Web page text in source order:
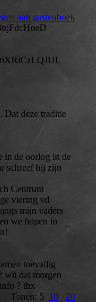
aan gastenboek
Dat deze traditie
in de oorlog in de
schreef hij zijn
Centrum
viering vd
mijn vaders
we hopen in
toevallig
wil dat morgen
? thx
Tonen: 5 10 20